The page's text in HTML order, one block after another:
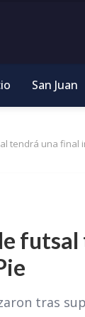
San Juan
tendrá una final
tras